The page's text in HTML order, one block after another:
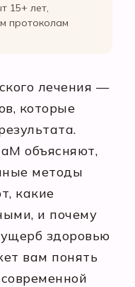
15+ лет,
протоколам
лечения —
которые
объясняют,
методы
какие
и почему
здоровью
вам понять